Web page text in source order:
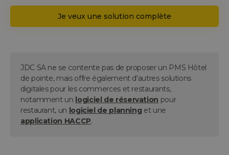
Je veux une solution complète
JDC SA ne se contente pas de proposer un PMS Hôtel
de pointe, mais offre également d'autres solutions
digitales pour les commerces et restaurants,
notamment un logiciel de réservation pour
restaurant, un logiciel de planning et une
application HACCP.